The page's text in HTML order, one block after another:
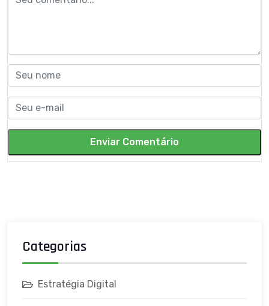
Enviar Comentário
Categorias
Estratégia Digital